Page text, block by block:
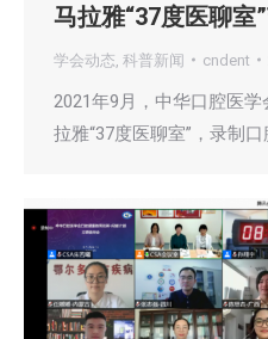
马拉雅“37度医聊室
学会动态 科普新闻 cndent
2021年9月，中华口腔医
拉雅“37度医聊室”，录制